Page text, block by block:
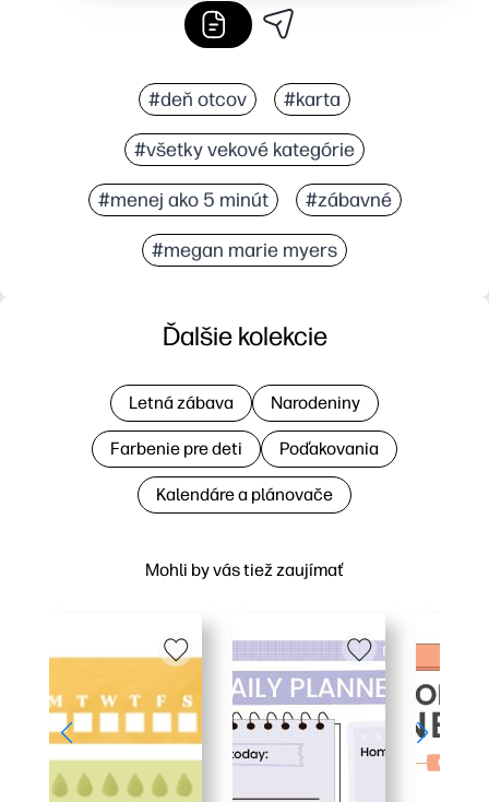
#deň otcov #karta
#všetky vekové kategórie
#menej ako 5 minút #zábavné
#megan marie myers
Mohli by vás tiež zaujímať
Ďalšie kolekcie
Letná zábava Narodeniny
Farbenie pre deti Poďakovania
Kalendáre a plánovače